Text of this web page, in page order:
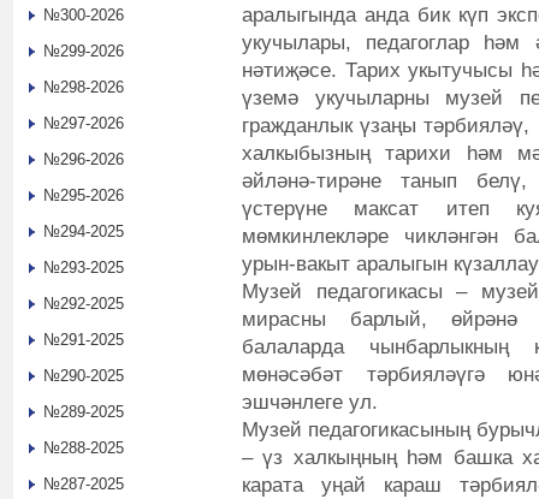
аралыгында анда бик күп
укучылары, педагоглар
нәтиҗәсе. Тарих укытучысы
үземә укучыларны музей
гражданлык үзаңы
халкыбызның тарихи һәм
әйләнә-тирәне танып
үстерүне максат итеп
мөмкинлекләре чикләнгән
урын-вакыт аралыгын
Музей педагогикасы –
мирасны барлый, өйрәнә
балаларда
мөнәсәбәт тәрбияләүгә
эшчәнлеге ул.
Музей педагогикасының
– үз халкыңның һәм башка
карата уңай караш
№300-2026
№299-2026
№298-2026
№297-2026
№296-2026
№295-2026
№294-2025
№293-2025
№292-2025
№291-2025
№290-2025
№289-2025
№288-2025
№287-2025